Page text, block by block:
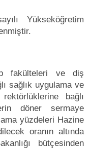
Yükseköğretim
fakülteleri ve diş
sağlık uygulama ve
bağlı
döner sermaye
yüzdeleri Hazine
oranın altında
bütçesinden